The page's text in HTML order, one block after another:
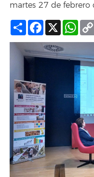
martes 27 de
Compartir
Facebook
X